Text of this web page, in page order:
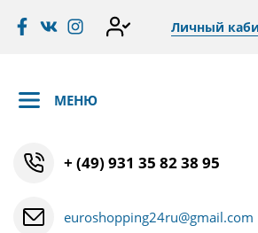
Личный
МЕНЮ
+ (49) 931 35 82 38 95
euroshopping24ru@gmail.com